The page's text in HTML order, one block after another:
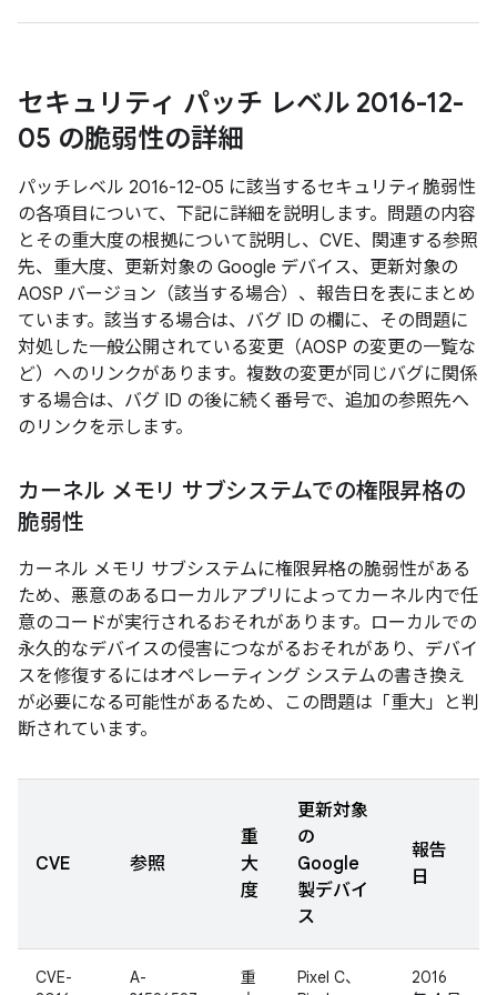
セキュリティ パッチ レベル 2016-12-
05 の脆弱性の詳細
パッチレベル 2016-12-05 に該当するセキュリティ脆弱性
の各項目について、下記に詳細を説明します。問題の内容
とその重大度の根拠について説明し、CVE、関連する参照
先、重大度、更新対象の Google デバイス、更新対象の
AOSP バージョン（該当する場合）、報告日を表にまとめ
ています。該当する場合は、バグ ID の欄に、その問題に
対処した一般公開されている変更（AOSP の変更の一覧な
ど）へのリンクがあります。複数の変更が同じバグに関係
する場合は、バグ ID の後に続く番号で、追加の参照先へ
のリンクを示します。
カーネル メモリ サブシステムでの権限昇格の
脆弱性
カーネル メモリ サブシステムに権限昇格の脆弱性がある
ため、悪意のあるローカルアプリによってカーネル内で任
意のコードが実行されるおそれがあります。ローカルでの
永久的なデバイスの侵害につながるおそれがあり、デバイ
スを修復するにはオペレーティング システムの書き換え
が必要になる可能性があるため、この問題は「重大」と判
断されています。
CVE 参照
重
大
度
更新対象
の
Google
製デバイ
ス
報告
日
CVE-
A-
重
Pixel C、
2016